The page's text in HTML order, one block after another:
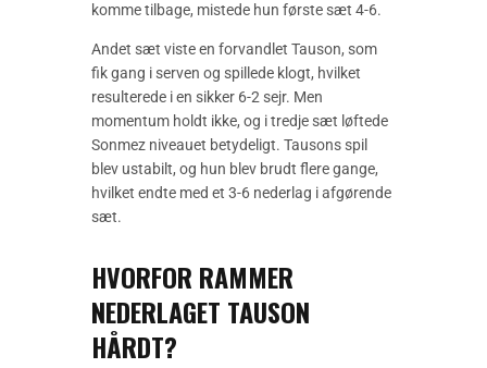
komme tilbage, mistede hun første sæt 4-6.
Andet sæt viste en forvandlet Tauson, som
fik gang i serven og spillede klogt, hvilket
resulterede i en sikker 6-2 sejr. Men
momentum holdt ikke, og i tredje sæt løftede
Sonmez niveauet betydeligt. Tausons spil
blev ustabilt, og hun blev brudt flere gange,
hvilket endte med et 3-6 nederlag i afgørende
sæt.
HVORFOR RAMMER
NEDERLAGET TAUSON
HÅRDT?